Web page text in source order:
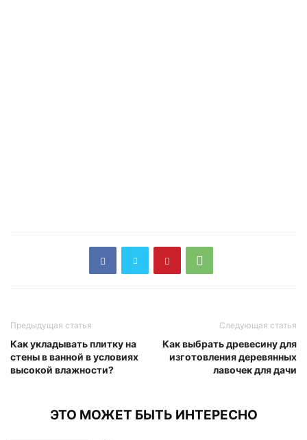
Предыдущая статья
Как укладывать плитку на
стены в ванной в условиях
высокой влажности?
Следующая статья
Как выбрать древесину для
изготовления деревянных
лавочек для дачи
ЭТО МОЖЕТ БЫТЬ ИНТЕРЕСНО